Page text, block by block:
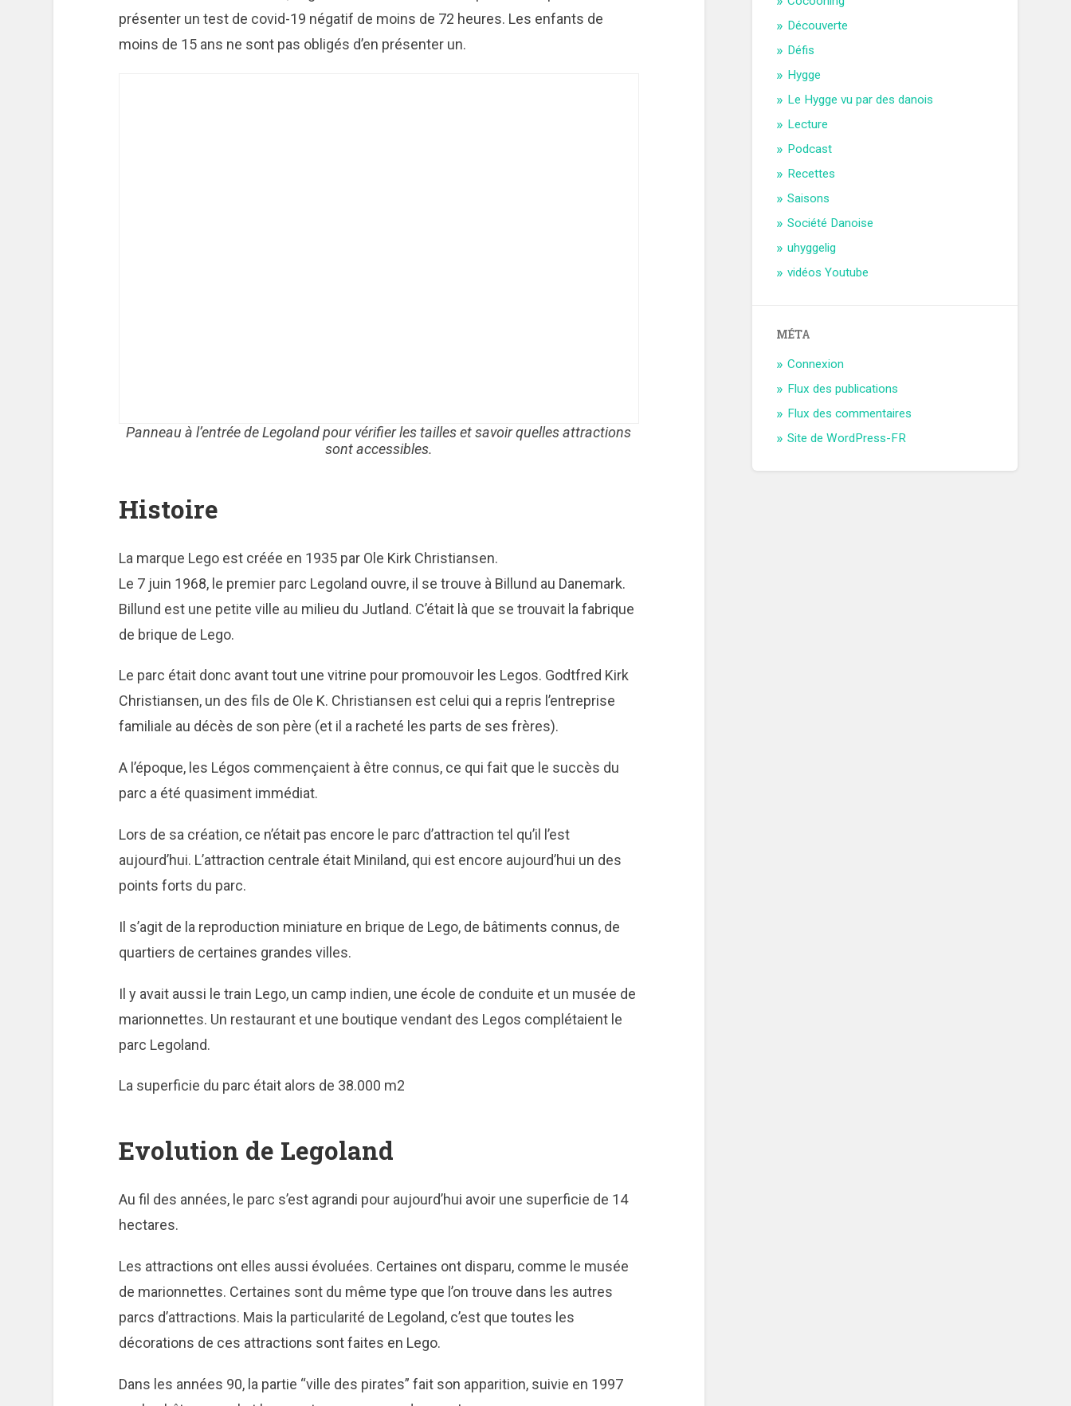
présenter un test de covid-19 négatif de moins de 72 heures. Les enfants de
moins de 15 ans ne sont pas obligés d’en présenter un.
Panneau à l’entrée de Legoland pour vérifier les tailles et savoir quelles attractions
sont accessibles.
Histoire
La marque Lego est créée en 1935 par Ole Kirk Christiansen.
Le 7 juin 1968, le premier parc Legoland ouvre, il se trouve à Billund au Danemark.
Billund est une petite ville au milieu du Jutland. C’était là que se trouvait la fabrique
de brique de Lego.
Le parc était donc avant tout une vitrine pour promouvoir les Legos. Godtfred Kirk
Christiansen, un des fils de Ole K. Christiansen est celui qui a repris l’entreprise
familiale au décès de son père (et il a racheté les parts de ses frères).
A l’époque, les Légos commençaient à être connus, ce qui fait que le succès du
parc a été quasiment immédiat.
Lors de sa création, ce n’était pas encore le parc d’attraction tel qu’il l’est
aujourd’hui. L’attraction centrale était Miniland, qui est encore aujourd’hui un des
points forts du parc.
Il s’agit de la reproduction miniature en brique de Lego, de bâtiments connus, de
quartiers de certaines grandes villes.
Il y avait aussi le train Lego, un camp indien, une école de conduite et un musée de
marionnettes. Un restaurant et une boutique vendant des Legos complétaient le
parc Legoland.
La superficie du parc était alors de 38.000 m2
Evolution de Legoland
Au fil des années, le parc s’est agrandi pour aujourd’hui avoir une superficie de 14
hectares.
Les attractions ont elles aussi évoluées. Certaines ont disparu, comme le musée
de marionnettes. Certaines sont du même type que l’on trouve dans les autres
parcs d’attractions. Mais la particularité de Legoland, c’est que toutes les
décorations de ces attractions sont faites en Lego.
Dans les années 90, la partie “ville des pirates” fait son apparition, suivie en 1997
Découverte
Défis
Hygge
Le Hygge vu par des danois
Lecture
Podcast
Recettes
Saisons
Société Danoise
uhyggelig
vidéos Youtube
MÉTA
Connexion
Flux des publications
Flux des commentaires
Site de WordPress-FR